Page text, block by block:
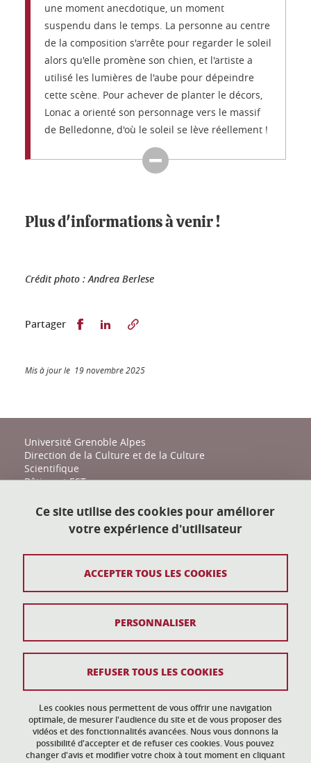
une moment anecdotique, un moment
suspendu dans le temps. La personne au centre
de la composition s'arrête pour regarder le soleil
alors qu'elle promène son chien, et l'artiste a
utilisé les lumières de l'aube pour dépeindre
cette scène. Pour achever de planter le décors,
Lonac a orienté son personnage vers le massif
de Belledonne, d'où le soleil se lève réellement !
Plus d'informations à venir !
Crédit photo : Andrea Berlese
Partager Partager sur Facebook
Partager sur LinkedIn
Mis à jour le 19 novembre 2025
Université Grenoble Alpes
Direction de la Culture et de la Culture
Scientifique
Bâtiment EST
38400 Saint-Martin-d'Hères
action-culturelle@univ-grenoble-alpes.fr
Plan du site
Données personnelles
Gestion des cookies
Accessibilité : non conforme
Ce site utilise des cookies pour améliorer
votre expérience d'utilisateur
Les cookies nous permettent de vous offrir une navigation
optimale, de mesurer l'audience du site et de vous proposer des
vidéos et des fonctionnalités avancées. Nous vous donnons la
possibilité d'accepter et de refuser ces cookies. Vous pouvez
changer d'avis et modifier votre choix à tout moment en cliquant
ACCEPTER TOUS LES COOKIES
REFUSER TOUS LES COOKIES
PERSONNALISER